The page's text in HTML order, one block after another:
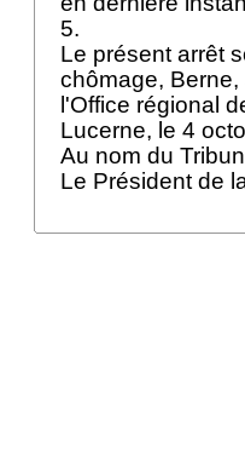
5.
Le présent arrêt
chômage,
l'Office régional
Lucerne, le 4
Au nom du
Le Président de